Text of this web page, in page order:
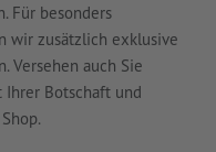
Für besonders
wir zusätzlich exklusive
Versehen auch Sie
Botschaft und